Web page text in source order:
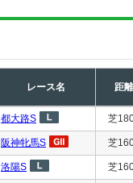
レース名 距離
都大路S 芝
阪神牝馬S 芝
洛陽S 芝